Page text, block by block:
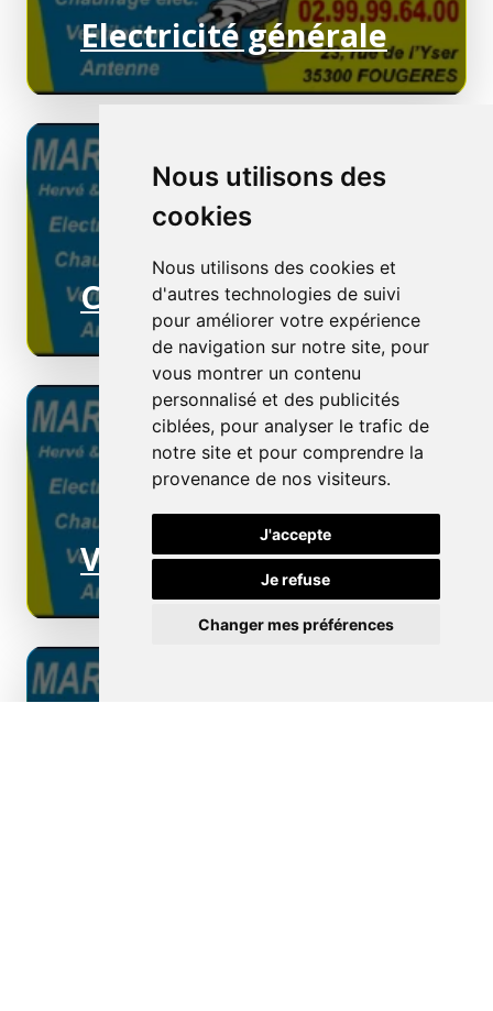
Nous utilisons des
cookies
Nous utilisons des cookies et
d'autres technologies de suivi
pour améliorer votre expérience
de navigation sur notre site, pour
vous montrer un contenu
personnalisé et des publicités
ciblées, pour analyser le trafic de
notre site et pour comprendre la
provenance de nos visiteurs.
J'accepte
Je refuse
Changer mes préférences
Electricité générale
Chauffage électrique
Ventilation